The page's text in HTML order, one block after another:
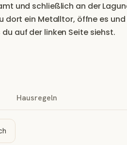
und schließlich an der
dort ein Metalltor, öffne es
auf der linken Seite siehst.
Hausregeln